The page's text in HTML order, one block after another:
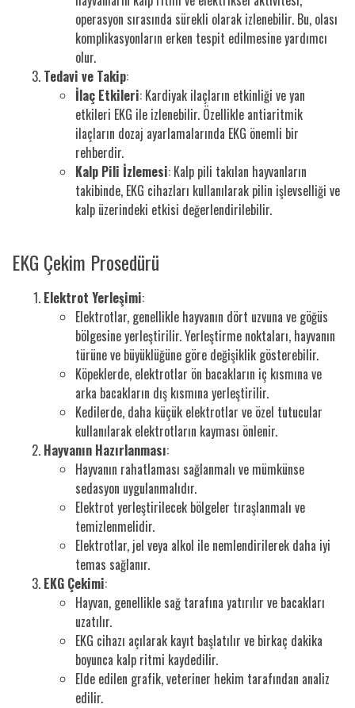
operasyon sırasında sürekli olarak izlenebilir. Bu, olası
komplikasyonların erken tespit edilmesine yardımcı
olur.
Tedavi ve Takip:
İlaç Etkileri: Kardiyak ilaçların etkinliği ve yan
etkileri EKG ile izlenebilir. Özellikle antiaritmik
ilaçların dozaj ayarlamalarında EKG önemli bir
rehberdir.
Kalp Pili İzlemesi: Kalp pili takılan hayvanların
takibinde, EKG cihazları kullanılarak pilin işlevselliği ve
kalp üzerindeki etkisi değerlendirilebilir.
EKG Çekim Prosedürü
Elektrot Yerleşimi:
Elektrotlar, genellikle hayvanın dört uzvuna ve göğüs
bölgesine yerleştirilir. Yerleştirme noktaları, hayvanın
türüne ve büyüklüğüne göre değişiklik gösterebilir.
Köpeklerde, elektrotlar ön bacakların iç kısmına ve
arka bacakların dış kısmına yerleştirilir.
Kedilerde, daha küçük elektrotlar ve özel tutucular
kullanılarak elektrotların kayması önlenir.
Hayvanın Hazırlanması:
Hayvanın rahatlaması sağlanmalı ve mümkünse
sedasyon uygulanmalıdır.
Elektrot yerleştirilecek bölgeler tıraşlanmalı ve
temizlenmelidir.
Elektrotlar, jel veya alkol ile nemlendirilerek daha iyi
temas sağlanır.
EKG Çekimi:
Hayvan, genellikle sağ tarafına yatırılır ve bacakları
uzatılır.
EKG cihazı açılarak kayıt başlatılır ve birkaç dakika
boyunca kalp ritmi kaydedilir.
Elde edilen grafik, veteriner hekim tarafından analiz
edilir.